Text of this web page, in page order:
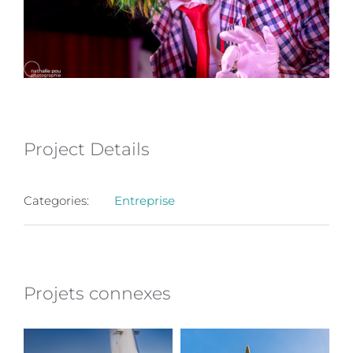
Project Details
Categories: Entreprise
Projets connexes